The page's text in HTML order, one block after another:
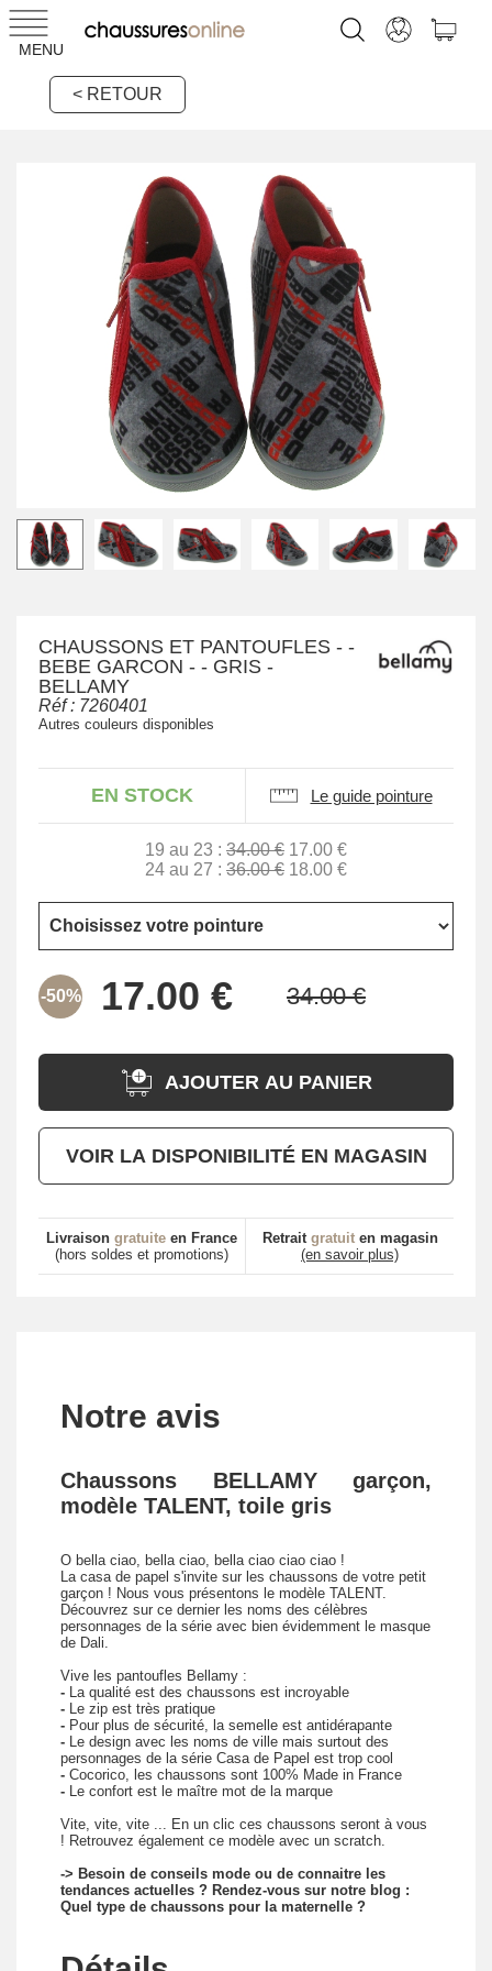
MENU
< RETOUR
CHAUSSONS ET PANTOUFLES - -
BEBE GARCON - - GRIS -
BELLAMY
Réf : 7260401
Autres couleurs disponibles
EN STOCK Le guide pointure
19 au 23 : 34.00 € 17.00 €
24 au 27 : 36.00 € 18.00 €
-50%
AJOUTER AU PANIER
VOIR LA DISPONIBILITÉ EN MAGASIN
Livraison gratuite en France
(hors soldes et promotions)
Retrait gratuiten magasin
(en savoir plus)
Notre avis
Chaussons BELLAMY garçon,
modèle TALENT, toile gris
O bella ciao, bella ciao, bella ciao ciao ciao !
La casa de papel s'invite sur les chaussons de votre petit
garçon ! Nous vous présentons le modèle TALENT.
Découvrez sur ce dernier les noms des célèbres
personnages de la série avec bien évidemment le masque
de Dali.
Vive les pantoufles Bellamy :
- La qualité est des chaussons est incroyable
- Le zip est très pratique
- Pour plus de sécurité, la semelle est antidérapante
- Le design avec les noms de ville mais surtout des
personnages de la série Casa de Papel est trop cool
- Cocorico, les chaussons sont 100% Made in France
- Le confort est le maître mot de la marque
Vite, vite, vite ... En un clic ces chaussons seront à vous
! Retrouvez également ce modèle avec un scratch.
-> Besoin de conseils mode ou de connaitre les
tendances actuelles ? Rendez-vous sur notre blog :
Quel type de chaussons pour la maternelle ?